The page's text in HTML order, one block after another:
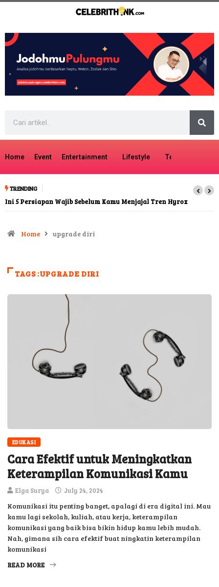
Home Event Entertainment Lifestyle Tech
TRENDING
Ini 5 Persiapan Wajib Sebelum Kamu Menjajal Tren Hyrox
Home upgrade diri
TAGS :UPGRADE DIRI
EDUKASI
Cara Efektif untuk Meningkatkan
Keterampilan Komunikasi Kamu
Elga Surya July 24, 2024
Komunikasi itu penting banget, apalagi di era digital ini. Mau
kamu lagi sekolah, kuliah, atau kerja, keterampilan
komunikasi yang baik bisa bikin hidup kamu lebih mudah.
Nah, gimana sih cara efektif buat ningkatin keterampilan
komunikasi
READ MORE